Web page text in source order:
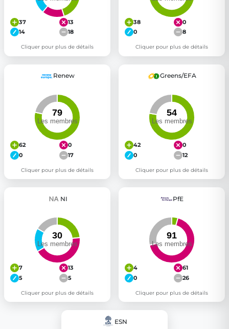
37
13
14
18
Cliquer pour plus de détails
38
0
0
8
Cliquer pour plus de détails
Renew
62
0
0
17
Cliquer pour plus de détails
Greens/EFA
42
0
0
12
Cliquer pour plus de détails
NI
7
13
5
5
Cliquer pour plus de détails
PfE
4
61
0
26
Cliquer pour plus de détails
ESN